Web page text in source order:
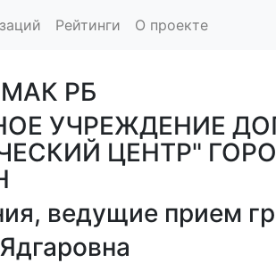
Рейтинги О проекте
РБ
УЧРЕЖДЕНИЕ
ЦЕНТР"
ведущие прием